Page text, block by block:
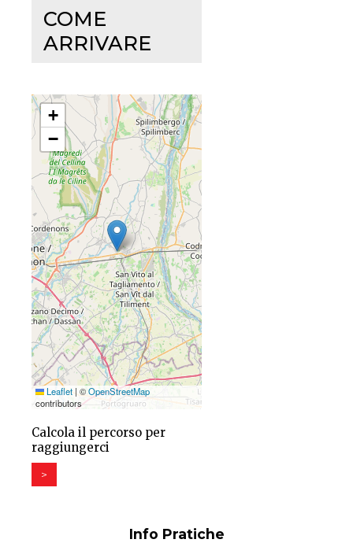
COME
ARRIVARE
+
−
Leaflet | ©OpenStreetMap
contributors
Calcola il percorso per
raggiungerci
>
Info Pratiche